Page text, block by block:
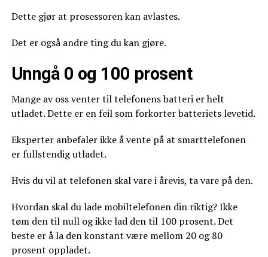
Dette gjør at prosessoren kan avlastes.
Det er også andre ting du kan gjøre.
Unngå 0 og 100 prosent
Mange av oss venter til telefonens batteri er helt
utladet. Dette er en feil som forkorter batteriets levetid.
Eksperter anbefaler ikke å vente på at smarttelefonen
er fullstendig utladet.
Hvis du vil at telefonen skal vare i årevis, ta vare på den.
Hvordan skal du lade mobiltelefonen din riktig? Ikke
tøm den til null og ikke lad den til 100 prosent. Det
beste er å la den konstant være mellom 20 og 80
prosent oppladet.